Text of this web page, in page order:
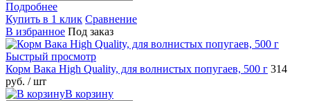
Подробнее
Купить в 1 клик Сравнение
В избранное Под заказ
Быстрый просмотр
Корм Вака High Quality, для волнистых попугаев, 500 г 314
руб. / шт
В корзину